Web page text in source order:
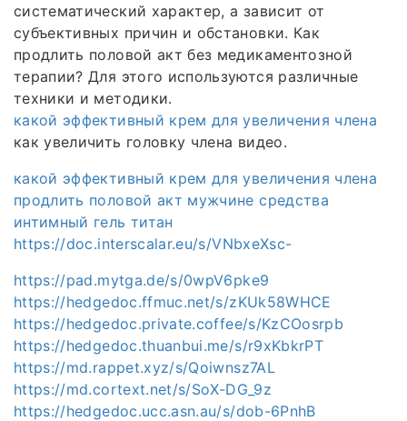
систематический характер, а зависит от
субъективных причин и обстановки. Как
продлить половой акт без медикаментозной
терапии? Для этого используются различные
техники и методики.
какой эффективный крем для увеличения члена
как увеличить головку члена видео.
какой эффективный крем для увеличения члена
продлить половой акт мужчине средства
интимный гель титан
https://doc.interscalar.eu/s/VNbxeXsc-
https://pad.mytga.de/s/0wpV6pke9
https://hedgedoc.ffmuc.net/s/zKUk58WHCE
https://hedgedoc.private.coffee/s/KzCOosrpb
https://hedgedoc.thuanbui.me/s/r9xKbkrPT
https://md.rappet.xyz/s/Qoiwnsz7AL
https://md.cortext.net/s/SoX-DG_9z
https://hedgedoc.ucc.asn.au/s/dob-6PnhB